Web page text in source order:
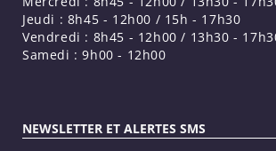
Jeudi : 8h45 - 12h00 / 15h - 17h30
Vendredi : 8h45 - 12h00 / 13h30 -
Samedi : 9h00 - 12h00
NEWSLETTER ET ALERTES SMS